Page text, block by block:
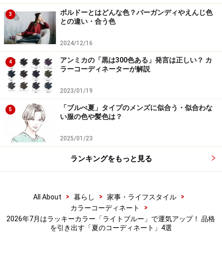
ラツとした気品を感じる大人の洗練スタイル。ブルー系
とキャメル系は、互いの魅力を最も引き立て合う相補的
な関係にあります。
ライトブルーが持つ「冷静で知的なコミュニケーション
力」に、キャメルの持つ「ポジティブさ・存在感・豊か
さ」が加わることで、「自分の意見やセンスが周囲に快
く受け入れられ、堂々と注目を集める」という人気運・
自己実現運が跳ね上がります。
このスタイリングは、知的な品格を保ちながら、豊かさ
とスポットライトを自然に引き寄せる「主役」の開運ス
るいは少し背筋を伸ばしたい大切な打ち合わせのシーン
に着用すると、素晴らしい品格と自信、そして幸運を授
けてくれるでしょう。
3
ボルドーとはどんな色？バーガンディやえんじ色
との違い・合う色
2024/12/16
4
アンミカの「黒は300色ある」発言は正しい？ カ
ラーコーディネーターが解説
2023/01/19
5
「ブルべ夏」タイプのメンズに似合う・似合わな
い服の色や髪色は？
2025/01/23
ランキングをもっと見る
All About > 暮らし > 家事・ライフスタイル
>
カラーコーディネート
>
2026年7月はラッキーカラー「ライトブルー」で運気アップ！ 品格
を引き出す「夏のコーディネート」4選